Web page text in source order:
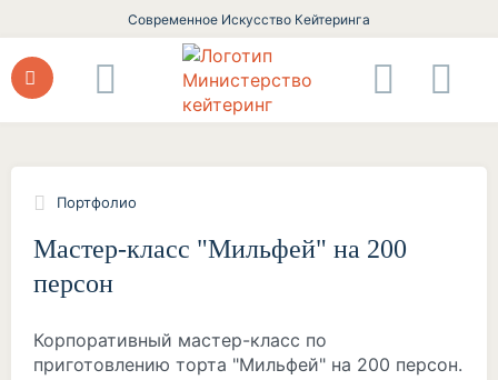
Современное Искусство Кейтеринга
Портфолио
Мастер-класс "Мильфей" на 200
персон
Корпоративный мастер-класс по
приготовлению торта "Мильфей" на 200 персон.